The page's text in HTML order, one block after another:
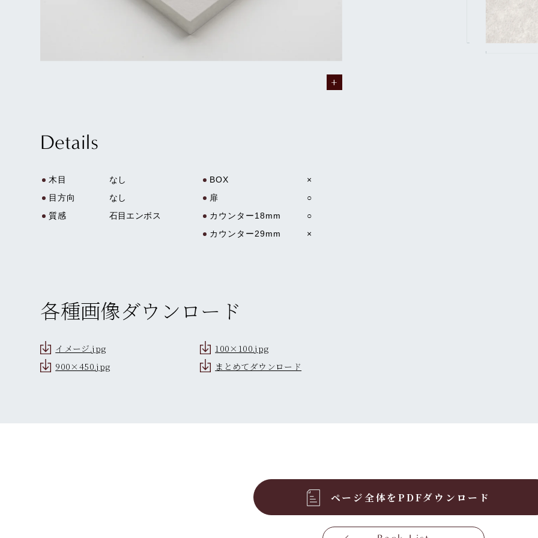
Details
木目
なし
目方向
なし
質感
石目エンボス
BOX
×
扉
○
カウンター18mm
○
カウンター29mm
×
各種画像ダウンロード
イメージ.jpg
100×100.jpg
900×450.jpg
まとめてダウンロード
ページ全体をPDFダウンロード